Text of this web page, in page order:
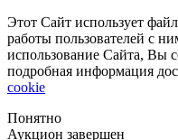
Этот Сайт использует
работы пользователей с
использование Сайта, Вы
подробная информация
cookie
Понятно
Аукцион завершен